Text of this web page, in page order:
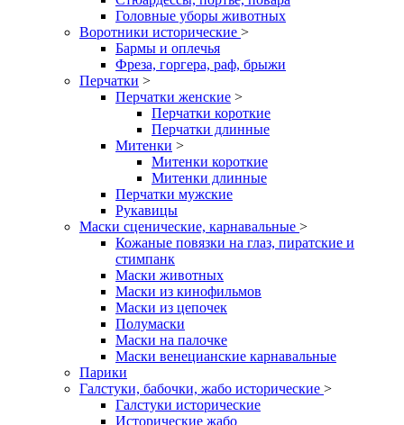
Головные уборы животных
Воротники исторические >
Бармы и оплечья
Фреза, горгера, раф, брыжи
Перчатки >
Перчатки женские >
Перчатки короткие
Перчатки длинные
Митенки >
Митенки короткие
Митенки длинные
Перчатки мужские
Рукавицы
Маски сценические, карнавальные >
Кожаные повязки на глаз, пиратские и
стимпанк
Маски животных
Маски из кинофильмов
Маски из цепочек
Полумаски
Маски на палочке
Маски венецианские карнавальные
Парики
Галстуки, бабочки, жабо исторические >
Галстуки исторические
Исторические жабо